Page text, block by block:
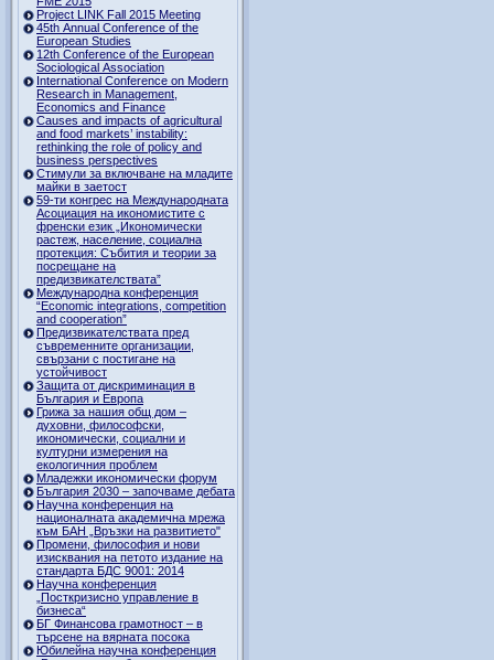
Project LINK Fall 2015 Meeting
45th Annual Conference of the
European Studies
12th Conference of the European
Sociological Association
International Conference on Modern
Research in Management,
Economics and Finance
Causes and impacts of agricultural
and food markets’ instability:
rethinking the role of policy and
business perspectives
Стимули за включване на младите
майки в заетост
59-ти конгрес на Международната
Асоциация на икономистите с
френски език „Икономически
растеж, население, социална
протекция: Събития и теории за
посрещане на
предизвикателствата”
Международна конференция
“Economic integrations, competition
and cooperation”
Предизвикателствата пред
съвременните организации,
свързани с постигане на
устойчивост
Защита от дискриминация в
България и Европа
Грижа за нашия общ дом –
духовни, философски,
икономически, социални и
културни измерения на
екологичния проблем
Младежки икономически форум
България 2030 – започваме дебата
Научна конференция на
националната академична мрежа
към БАН „Връзки на развитието"
Промени, философия и нови
изисквания на петото издание на
стандарта БДС 9001: 2014
Научна конференция
„Посткризисно управление в
бизнеса“
БГ Финансова грамотност – в
търсене на вярната посока
Юбилейна научна конференция